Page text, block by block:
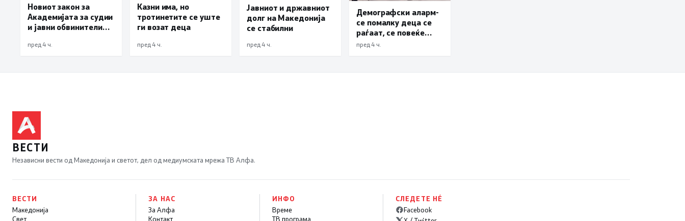
Новиот закон за
Академијата за судии
и јавни обвинители
Собранието
пред 4 ч.
Казни има, но
тротинетите се уште
ги возат деца
пред 4 ч.
Јавниот и државниот
долг на Македонија
се стабилни
пред 4 ч.
Демографски аларм-
се помалку деца се
раѓаат, се повеќе
млади се иселуваат,
пред 4 ч.
ВЕСТИ
Независни вести од Македонија и светот, дел од медиумската мрежа ТВ Алфа.
ВЕСТИ
Македонија
Свет
ЗА НАС
За Алфа
Контакт
ИНФО
Време
ТВ програма
СЛЕДЕТЕ НÉ
Facebook